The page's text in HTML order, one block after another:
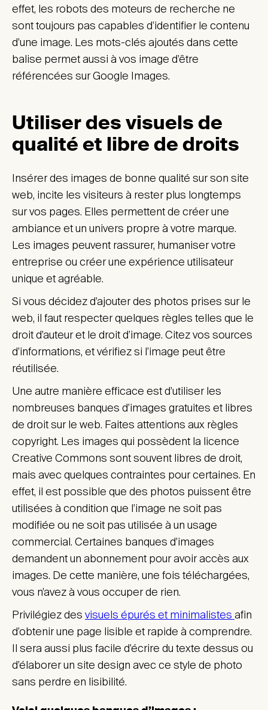
effet, les robots des moteurs de recherche ne
sont toujours pas capables d’identifier le contenu
d’une image. Les mots-clés ajoutés dans cette
balise permet aussi à vos image d’être
référencées sur Google Images.
Utiliser des visuels de
qualité et libre de droits
Insérer des images de bonne qualité sur son site
web, incite les visiteurs à rester plus longtemps
sur vos pages. Elles permettent de créer une
ambiance et un univers propre à votre marque.
Les images peuvent rassurer, humaniser votre
entreprise ou créer une expérience utilisateur
unique et agréable.
Si vous décidez d’ajouter des photos prises sur le
web, il faut respecter quelques règles telles que le
droit d’auteur et le droit d’image. Citez vos sources
d’informations, et vérifiez si l’image peut être
réutilisée.
Une autre manière efficace est d’utiliser les
nombreuses banques d’images gratuites et libres
de droit sur le web. Faites attentions aux règles
copyright. Les images qui possèdent la licence
Creative Commons sont souvent libres de droit,
mais avec quelques contraintes pour certaines. En
effet, il est possible que des photos puissent être
utilisées à condition que l’image ne soit pas
modifiée ou ne soit pas utilisée à un usage
commercial. Certaines banques d’images
demandent un abonnement pour avoir accès aux
images. De cette manière, une fois téléchargées,
vous n’avez à vous occuper de rien.
Privilégiez des visuels épurés et minimalistes afin
d’obtenir une page lisible et rapide à comprendre.
Il sera aussi plus facile d’écrire du texte dessus ou
d’élaborer un site design avec ce style de photo
sans perdre en lisibilité.